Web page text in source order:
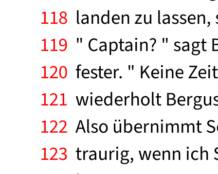
118 landen zu
119 " Captain? " sagt
120 fester. " Keine
121 wiederholt
122 Also übernimmt
123 traurig, wenn ich